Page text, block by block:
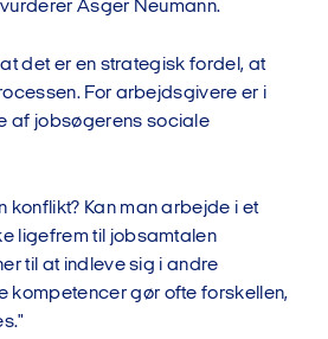
Asger Neumann.
det er en strategisk fordel, at
For arbejdsgivere er i
af jobsøgerens sociale
konflikt? Kan man arbejde i et
ligefrem til jobsamtalen
til at indleve sig i andre
kompetencer gør ofte forskellen,